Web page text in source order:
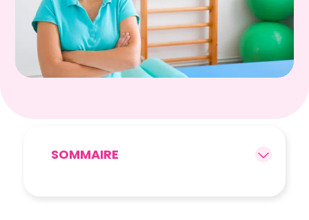
SOMMAIRE